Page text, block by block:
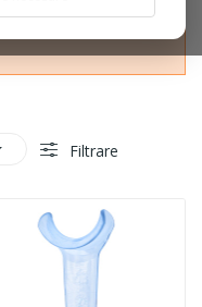
Filtrare